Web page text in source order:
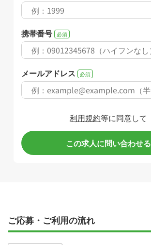
携帯番号 必須
メールアドレス 必須
利用規約等に同意して
この求人に問い合わせる
ご応募・ご利用の流れ